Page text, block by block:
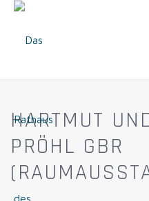
HARTMUT
PRÖHL GBR